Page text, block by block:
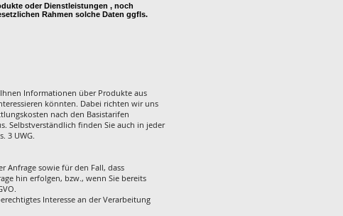
oder Dienstleistungen , noch
Rahmen solche Daten ggfls.
Informationen über Produkte aus
könnten. Dabei richten wir uns
nach den Basistarifen
Selbstverständlich finden Sie auch in jeder
3 UWG.
Anfrage sowie für den Fall, dass
hin erfolgen, bzw., wenn Sie bereits
Interesse an der Verarbeitung